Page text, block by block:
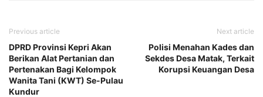
Previous article
DPRD Provinsi Kepri Akan
Berikan Alat Pertanian dan
Pertenakan Bagi Kelompok
Wanita Tani (KWT) Se-Pulau
Kundur
Next article
Polisi Menahan Kades dan
Sekdes Desa Matak, Terkait
Korupsi Keuangan Desa